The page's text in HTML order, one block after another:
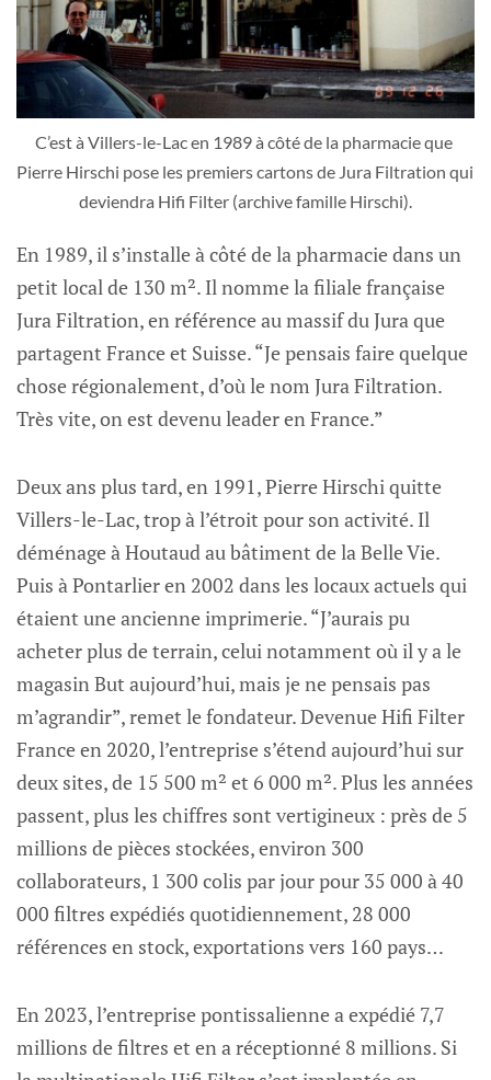
C’est à Villers-le-Lac en 1989 à côté de la pharmacie que
Pierre Hirschi pose les premiers cartons de Jura Filtration qui
deviendra Hifi Filter (archive famille Hirschi).
En 1989, il s’installe à côté de la pharmacie dans un
petit local de 130 m². Il nomme la filiale française
Jura Filtration, en référence au massif du Jura que
partagent France et Suisse. “Je pensais faire quelque
chose régionalement, d’où le nom Jura Filtration.
Très vite, on est devenu leader en France.”
Deux ans plus tard, en 1991, Pierre Hirschi quitte
Villers-le-Lac, trop à l’étroit pour son activité. Il
déménage à Houtaud au bâtiment de la Belle Vie.
Puis à Pontarlier en 2002 dans les locaux actuels qui
étaient une ancienne imprimerie. “J’aurais pu
acheter plus de terrain, celui notamment où il y a le
magasin But aujourd’hui, mais je ne pensais pas
m’agrandir”, remet le fondateur. Devenue Hifi Filter
France en 2020, l’entreprise s’étend aujourd’hui sur
deux sites, de 15 500 m² et 6 000 m². Plus les années
passent, plus les chiffres sont vertigineux : près de 5
millions de pièces stockées, environ 300
collaborateurs, 1 300 colis par jour pour 35 000 à 40
000 filtres expédiés quotidiennement, 28 000
références en stock, exportations vers 160 pays…
En 2023, l’entreprise pontissalienne a expédié 7,7
millions de filtres et en a réceptionné 8 millions. Si